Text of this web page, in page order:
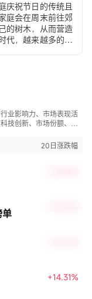
庆祝节日的传统且
庭会在周末前往郊
的树木，从而营造
代，越来越多的美
业影响力、市场表现活
技创新、市场份额、品
20日涨跌幅
+14.31%
单